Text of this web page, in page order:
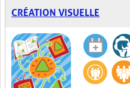
CRÉATION VISUELLE